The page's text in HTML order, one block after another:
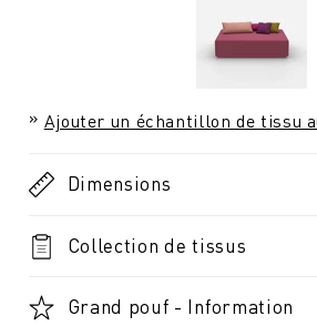
Ajouter un échantillon de tissu
Dimensions
Collection de tissus
Grand pouf - Information